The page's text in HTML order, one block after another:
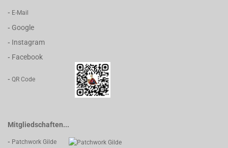
- E-Mail
- Google
- Instagram
- Facebook
- QR Code
Mitgliedschaften...
- Patchwork Gilde